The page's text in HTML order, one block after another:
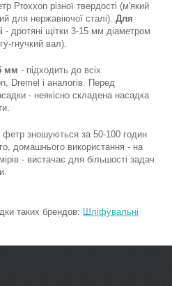
Proxxon різної твердості (м'який
для нержавіючої сталі). Для
- дротяні щітки 3-15 мм діаметром
гнучкий вал).
мм - підходить до всіх
Dremel і аналогів. Перед
- неякісно складена насадка
фетр зношуються за 50-100 годин
домашнього використання - на
- вистачає для більшості задач
таких брендов: Шліфувальні